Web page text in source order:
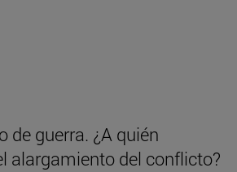
de guerra. ¿A quién
alargamiento del conflicto?